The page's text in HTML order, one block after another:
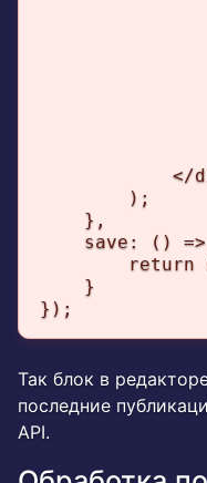
</
        );
    },
save: ()
return
    }
});
Так блок в
последние
API.